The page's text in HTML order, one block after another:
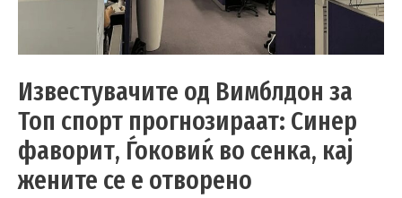
Известувачите од Вимблдон за
Топ спорт прогнозираат: Синер
фаворит, Ѓоковиќ во сенка, кај
жените се е отворено